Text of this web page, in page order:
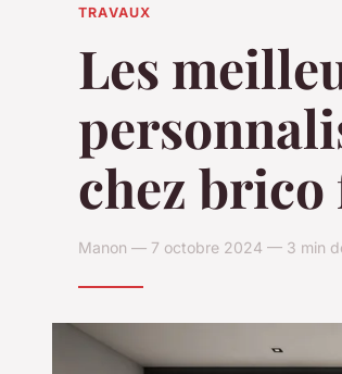
TRAVAUX
Les
chez brico
Manon — 7 octobre 2024 — 3 min